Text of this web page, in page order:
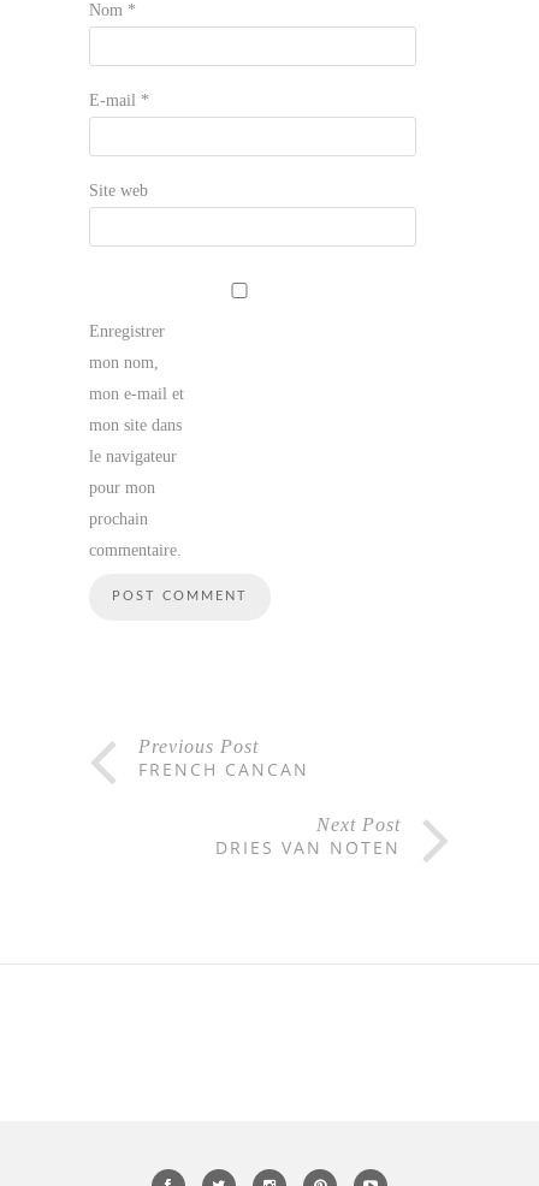
Nom *
E-mail *
Site web
Enregistrer
mon nom,
mon e-mail et
mon site dans
le navigateur
pour mon
prochain
commentaire.
Previous Post
FRENCH CANCAN
Next Post
DRIES VAN NOTEN